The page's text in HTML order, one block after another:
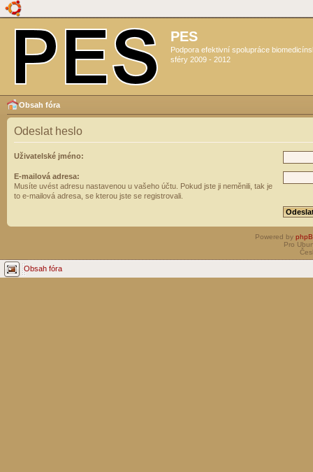
PES
Podpora efektivní spolupráce
sféry 2009 - 2012
Obsah fóra
Odeslat heslo
Uživatelské jméno:
E-mailová adresa:
Musíte uvést adresu nastavenou u vašeho účtu. Pokud jste ji neměnili, tak je
to e-mailová adresa, se kterou jste se registrovali.
Powered by
Pro
Obsah fóra